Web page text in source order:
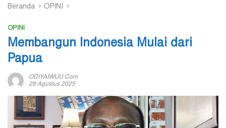
Beranda OPINI
OPINI
Membangun Indonesia Mulai dari
Papua
ODIYAIWUU.com
28 Agustus 2025